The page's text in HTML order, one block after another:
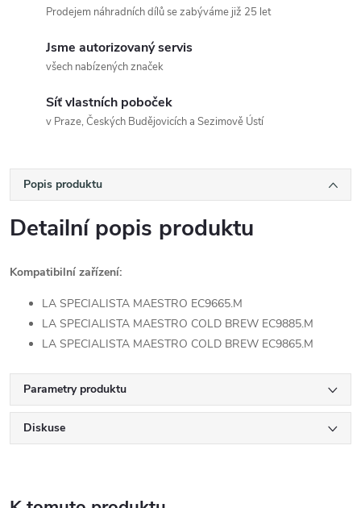
Prodejem náhradních dílů se zabýváme již 25 let
Jsme autorizovaný servis
všech nabízených značek
Síť vlastních poboček
v Praze, Českých Budějovicích a Sezimově Ústí
Popis produktu
Detailní popis produktu
Kompatibilní zařízení:
LA SPECIALISTA MAESTRO EC9665.M
LA SPECIALISTA MAESTRO COLD BREW EC9885.M
LA SPECIALISTA MAESTRO COLD BREW EC9865.M
Parametry produktu
Diskuse